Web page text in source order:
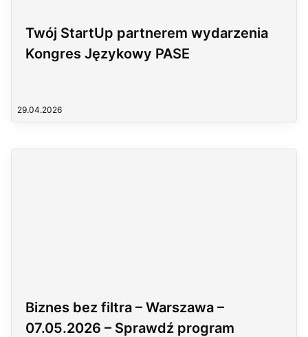
Twój StartUp partnerem wydarzenia
Kongres Językowy PASE
29.04.2026
Biznes bez filtra – Warszawa –
07.05.2026 – Sprawdź program